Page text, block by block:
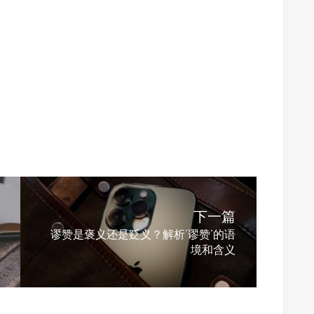
下一篇
谬赞是褒义还是贬义？解析‘谬赞’的语
境和含义